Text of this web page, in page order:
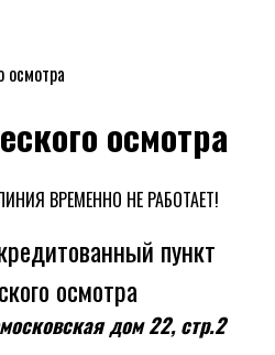
осмотра
осмотра
ВРЕМЕННО НЕ РАБОТАЕТ!
пункт
осмотра
дом 22, стр.2